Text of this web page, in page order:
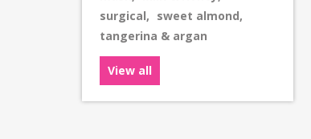
surgical, sweet almond,
tangerina & argan
View all